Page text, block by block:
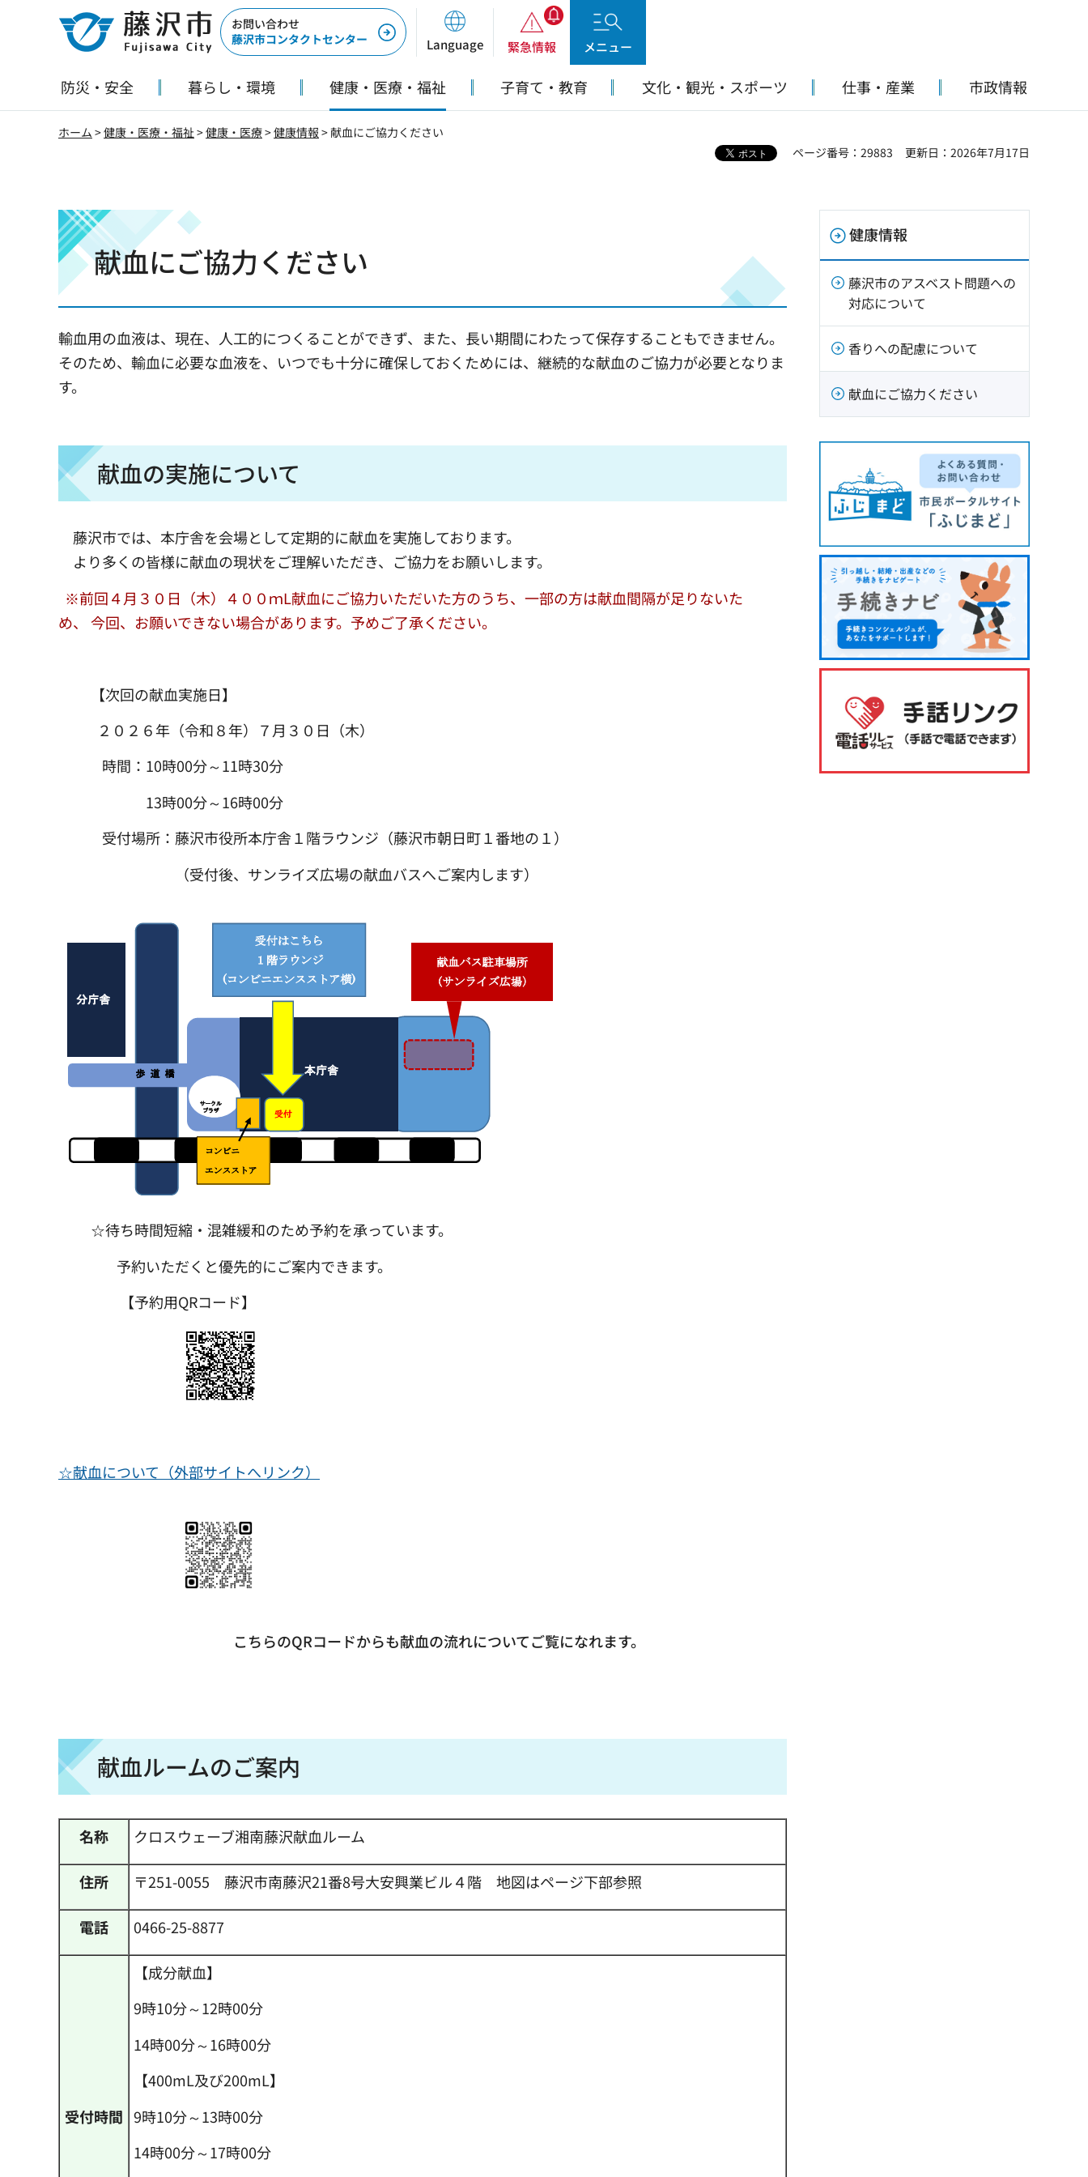
藤沢市
お問い合わせ
藤沢市コンタクトセンター
Language 緊急情報 メニュー
防災・安全 暮らし・環境 健康・医療・福祉 子育て・教育 文化・観光・スポーツ 仕事・産業 市政情報
ホーム >健康・医療・福祉 >健康・医療>健康情報 > 献血にご協力ください
ページ番号：29883
更新日：2026年7月17日
献血にご協力ください
輸血用の血液は、現在、人工的につくることができず、また、長い期間にわたって保存することもできません。
そのため、輸血に必要な血液を、いつでも十分に確保しておくためには、継続的な献血のご協力が必要となりま
す。
献血の実施について
藤沢市では、本庁舎を会場として定期的に献血を実施しております。
より多くの皆様に献血の現状をご理解いただき、ご協力をお願いします。
※前回４月３０日（木）４００ｍL献血にご協力いただいた方のうち、一部の方は献血間隔が足りないた
め、 今回、お願いできない場合があります。予めご了承ください。
【次回の献血実施日】
２０２６年（令和８年）７月３０日（木）
時間：10時00分～11時30分
13時00分～16時00分
受付場所：藤沢市役所本庁舎１階ラウンジ（藤沢市朝日町１番地の１）
（受付後、サンライズ広場の献血バスへご案内します）
☆待ち時間短縮・混雑緩和のため予約を承っています。
予約いただくと優先的にご案内できます。
【予約用QRコード】
☆献血について（外部サイトへリンク）
こちらのQRコードからも献血の流れについてご覧になれます。
献血ルームのご案内
名称 クロスウェーブ湘南藤沢献血ルーム
住所 〒251-0055 藤沢市南藤沢21番8号大安興業ビル４階 地図はページ下部参照
電話 0466-25-8877
受付時間
【成分献血】
9時10分～12時00分
14時00分～16時00分
【400mL及び200mL】
9時10分～13時00分
14時00分～17時00分
健康情報
藤沢市のアスベスト問題への
対応について
香りへの配慮について
献血にご協力ください